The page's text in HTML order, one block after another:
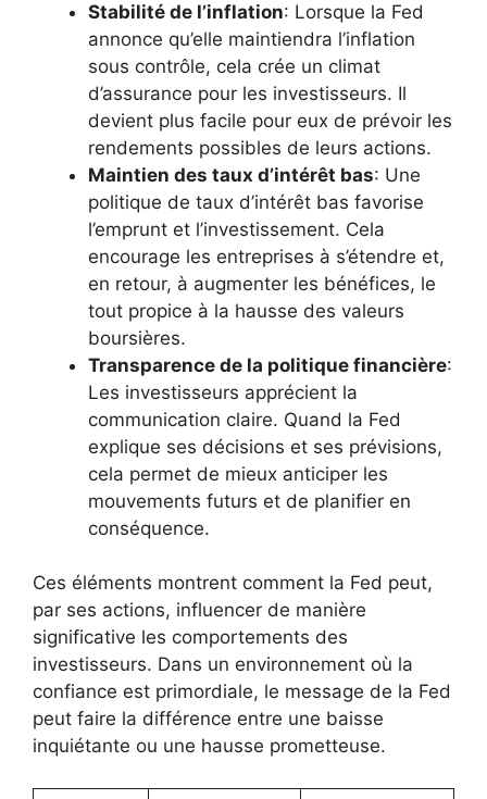
Stabilité de l’inflation: Lorsque la Fed
annonce qu’elle maintiendra l’inflation
sous contrôle, cela crée un climat
d’assurance pour les investisseurs. Il
devient plus facile pour eux de prévoir les
rendements possibles de leurs actions.
Maintien des taux d’intérêt bas: Une
politique de taux d’intérêt bas favorise
l’emprunt et l’investissement. Cela
encourage les entreprises à s’étendre et,
en retour, à augmenter les bénéfices, le
tout propice à la hausse des valeurs
boursières.
Transparence de la politique financière:
Les investisseurs apprécient la
communication claire. Quand la Fed
explique ses décisions et ses prévisions,
cela permet de mieux anticiper les
mouvements futurs et de planifier en
conséquence.
Ces éléments montrent comment la Fed peut,
par ses actions, influencer de manière
significative les comportements des
investisseurs. Dans un environnement où la
confiance est primordiale, le message de la Fed
peut faire la différence entre une baisse
inquiétante ou une hausse prometteuse.